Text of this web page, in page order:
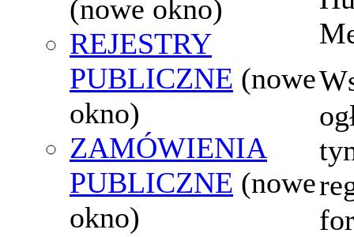
(nowe okno)
REJESTRY
PUBLICZNE (nowe
okno)
ZAMÓWIENIA
PUBLICZNE (nowe
okno)